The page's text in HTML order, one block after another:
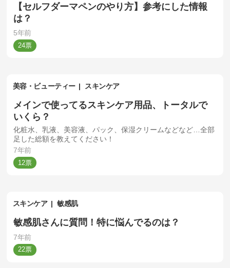
【セルフダーマペンのやり方】参考にした情報
は？
5年前
24
美容・ビューティー スキンケア
メインで使ってるスキンケア用品、トータルで
いくら？
化粧水、乳液、美容液、パック、保湿クリームなどなど…全部
足した総額を教えてください！
7年前
12
スキンケア 敏感肌
敏感肌さんに質問！特に悩んでるのは？
7年前
22